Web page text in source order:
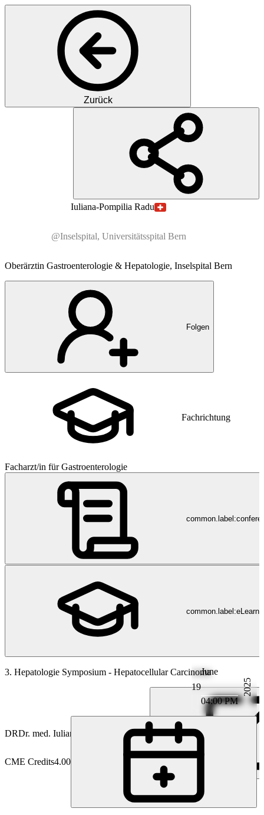
Zurück
Iuliana-Pompilia Radu
@Inselspital, Universitätsspital Bern
Oberärztin Gastroenterologie & Hepatologie, Inselspital Bern
Folgen
Fachrichtung
Facharzt/in für Gastroenterologie
Hepatologie
19
June
04:00 PM
2025
CME Credits4.00
3. Hepatologie Symposium - Hepatocellular Carcinoma
DRDr. med. Iuliana-Pompilia Radu